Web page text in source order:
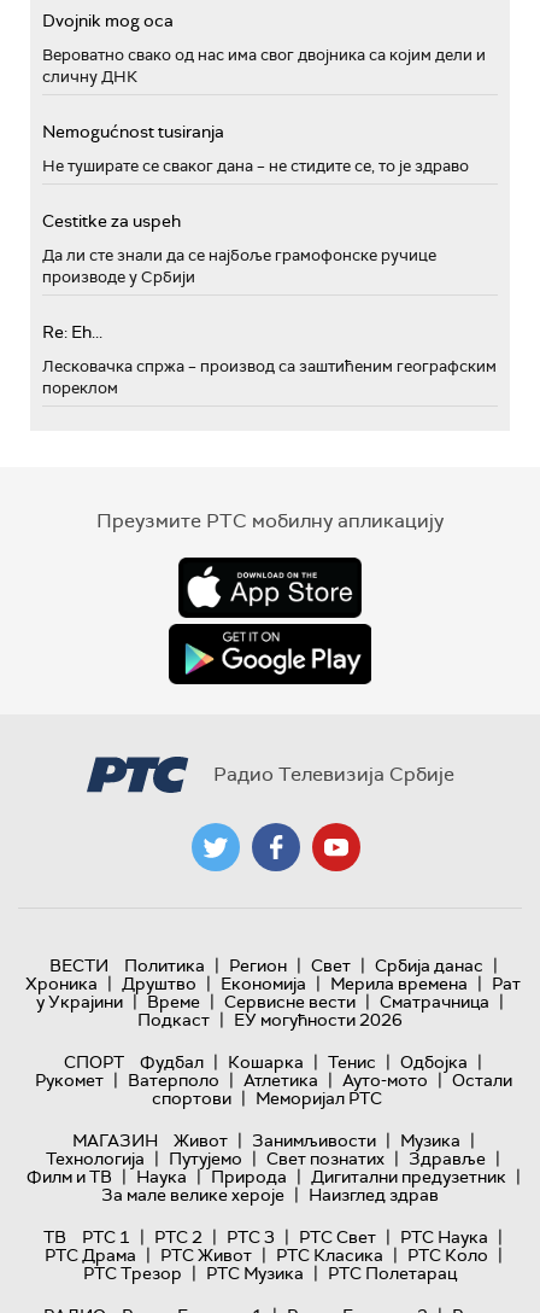
Dvojnik mog oca
Вероватно свако од нас има свог двојника са којим дели и
сличну ДНК
Nemogućnost tusiranja
Не туширате се сваког дана – не стидите се, то је здраво
Cestitke za uspeh
Да ли сте знали да се најбоље грамофонске ручице
производе у Србији
Re: Eh...
Лесковачка спржа – производ са заштићеним географским
пореклом
Преузмите РТС мобилну апликацију
Радио Телевизија Србије
ВЕСТИ Политика | Регион | Свет | Србија данас |
Хроника | Друштво | Економија | Мерила времена | Рат
у Украјини | Време | Сервисне вести | Сматрачница |
Подкаст | ЕУ могућности 2026
СПОРТ
Фудбал | Кошарка | Тенис | Одбојка |
Рукомет | Ватерполо | Атлетика | Ауто-мото | Остали
спортови | Меморијал РТС
МАГАЗИН
Живот | Занимљивости | Музика |
Технологијa | Путујемо | Свет познатих | Здравље |
Филм и ТВ | Наука | Природа | Дигитални предузетник |
За мале велике хероје | Наизглед здрав
ТВ
РТС 1 | РТС 2 | РТС 3 | РТС Свет | РТС Наука |
РТС Драма | РТС Живот | РТС Класика | РТС Коло |
РТС Трезор | РТС Музика | РТС Полетарац